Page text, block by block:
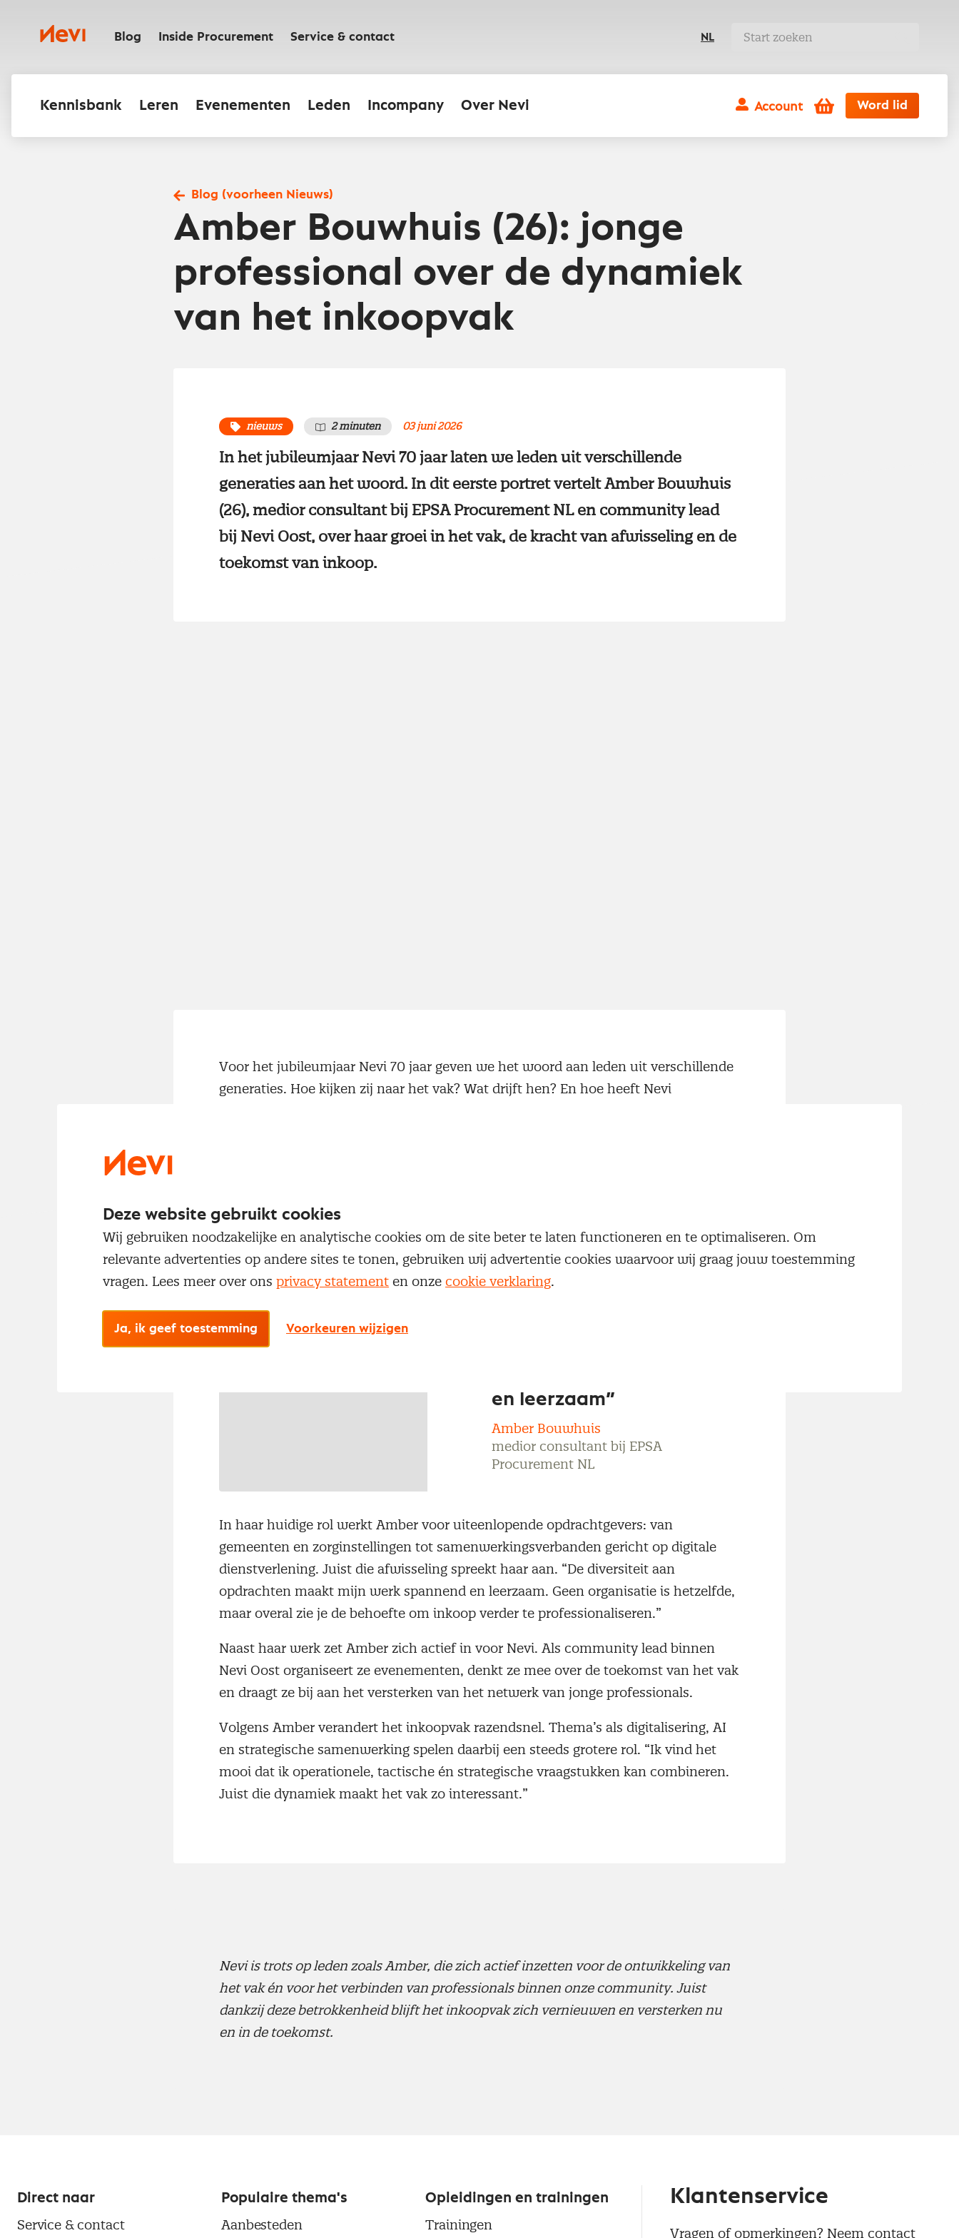
inhoudNevi Blog Inside Procurement Service & contact NL
Kennisbank Leren Evenementen Leden Incompany Over Nevi Account Winkelwagen
Word lid
Blog (voorheen Nieuws)
Amber Bouwhuis (26): jonge
professional over de dynamiek
van het inkoopvak
nieuws 2 minuten 03 juni 2026
In het jubileumjaar Nevi 70 jaar laten we leden uit verschillende
generaties aan het woord. In dit eerste portret vertelt Amber Bouwhuis
(26), medior consultant bij EPSA Procurement NL en community lead
bij Nevi Oost, over haar groei in het vak, de kracht van afwisseling en de
toekomst van inkoop.
Voor het jubileumjaar Nevi 70 jaar geven we het woord aan leden uit verschillende
generaties. Hoe kijken zij naar het vak? Wat drijft hen? En hoe heeft Nevi
het vakgebied. Die keuze bleek bepalend voor haar carrière. Via stages, Nevi-
opleidingen en praktijkervaring groeide ze in korte tijd door van junior naar medior
consultant.
en leerzaam”
Amber Bouwhuis
medior consultant bij EPSA
Procurement NL
In haar huidige rol werkt Amber voor uiteenlopende opdrachtgevers: van
gemeenten en zorginstellingen tot samenwerkingsverbanden gericht op digitale
dienstverlening. Juist die afwisseling spreekt haar aan. “De diversiteit aan
opdrachten maakt mijn werk spannend en leerzaam. Geen organisatie is hetzelfde,
maar overal zie je de behoefte om inkoop verder te professionaliseren.”
Naast haar werk zet Amber zich actief in voor Nevi. Als community lead binnen
Nevi Oost organiseert ze evenementen, denkt ze mee over de toekomst van het vak
en draagt ze bij aan het versterken van het netwerk van jonge professionals.
Volgens Amber verandert het inkoopvak razendsnel. Thema’s als digitalisering, AI
en strategische samenwerking spelen daarbij een steeds grotere rol. “Ik vind het
mooi dat ik operationele, tactische én strategische vraagstukken kan combineren.
Juist die dynamiek maakt het vak zo interessant.”
Nevi is trots op leden zoals Amber, die zich actief inzetten voor de ontwikkeling van
het vak én voor het verbinden van professionals binnen onze community. Juist
dankzij deze betrokkenheid blijft het inkoopvak zich vernieuwen en versterken nu
en in de toekomst.
Direct naar
Service & contact
Populaire thema's
Aanbesteden
Opleidingen en trainingen
Trainingen
Klantenservice
Vragen of opmerkingen? Neem contact
Deze website gebruikt cookies
Wij gebruiken noodzakelijke en analytische cookies om de site beter te laten functioneren en te optimaliseren. Om
relevante advertenties op andere sites te tonen, gebruiken wij advertentie cookies waarvoor wij graag jouw toestemming
vragen. Lees meer over ons privacy statement en onze cookie verklaring.
Ja, ik geef toestemming Voorkeuren wijzigen